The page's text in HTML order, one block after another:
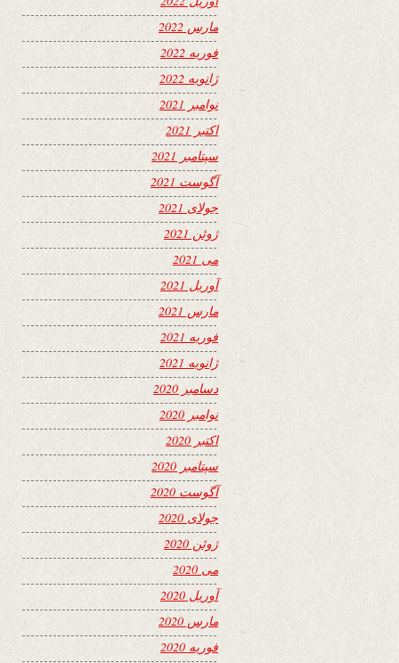
مارس 2022
فوریه 2022
ژانویه 2022
نوامبر 2021
اکتبر 2021
سپتامبر 2021
آگوست 2021
جولای 2021
ژوئن 2021
می 2021
آوریل 2021
مارس 2021
فوریه 2021
ژانویه 2021
دسامبر 2020
نوامبر 2020
اکتبر 2020
سپتامبر 2020
آگوست 2020
جولای 2020
ژوئن 2020
می 2020
آوریل 2020
مارس 2020
فوریه 2020